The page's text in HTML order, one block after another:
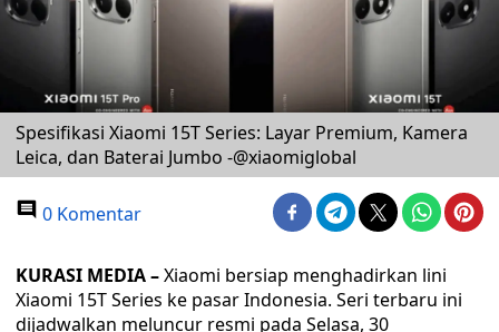
Spesifikasi Xiaomi 15T Series: Layar Premium, Kamera
Leica, dan Baterai Jumbo -@xiaomiglobal
0 Komentar
KURASI MEDIA –Xiaomi bersiap menghadirkan lini
Xiaomi 15T Series ke pasar Indonesia. Seri terbaru ini
dijadwalkan meluncur resmi pada Selasa, 30